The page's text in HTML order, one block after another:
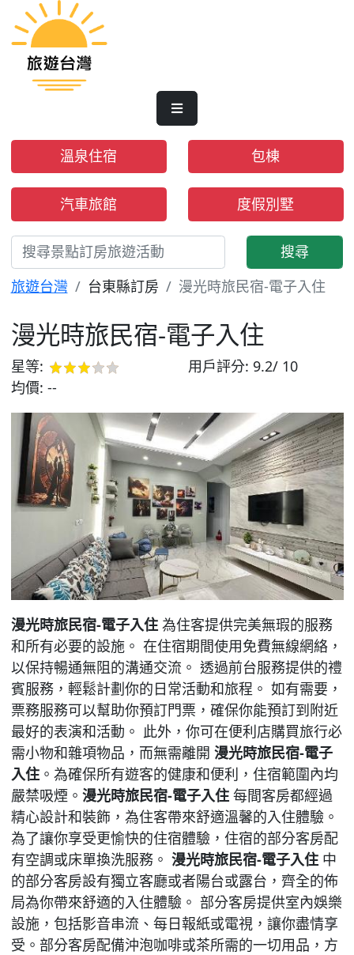
溫泉住宿 包棟
汽車旅館 度假別墅
搜尋
旅遊台灣
台東縣訂房 漫光時旅民宿-電子入住
漫光時旅民宿-電子入住
星等: 用戶評分: 9.2/ 10
均價: --
漫光時旅民宿-電子入住為住客提供完美無瑕的服務
和所有必要的設施。 在住宿期間使用免費無線網絡，
以保持暢通無阻的溝通交流。 透過前台服務提供的禮
賓服務，輕鬆計劃你的日常活動和旅程。 如有需要，
票務服務可以幫助你預訂門票，確保你能預訂到附近
最好的表演和活動。 此外，你可在便利店購買旅行必
需小物和雜項物品，而無需離開 漫光時旅民宿-電子
入住。為確保所有遊客的健康和便利，住宿範圍內均
嚴禁吸煙。 漫光時旅民宿-電子入住每間客房都經過
精心設計和裝飾，為住客帶來舒適溫馨的入住體驗。
為了讓你享受更愉快的住宿體驗，住宿的部分客房配
有空調或床單換洗服務。 漫光時旅民宿-電子入住中
的部分客房設有獨立客廳或者陽台或露台，齊全的佈
局為你帶來舒適的入住體驗。 部分客房提供室內娛樂
設施，包括影音串流、每日報紙或電視，讓你盡情享
受。部分客房配備沖泡咖啡或茶所需的一切用品，方